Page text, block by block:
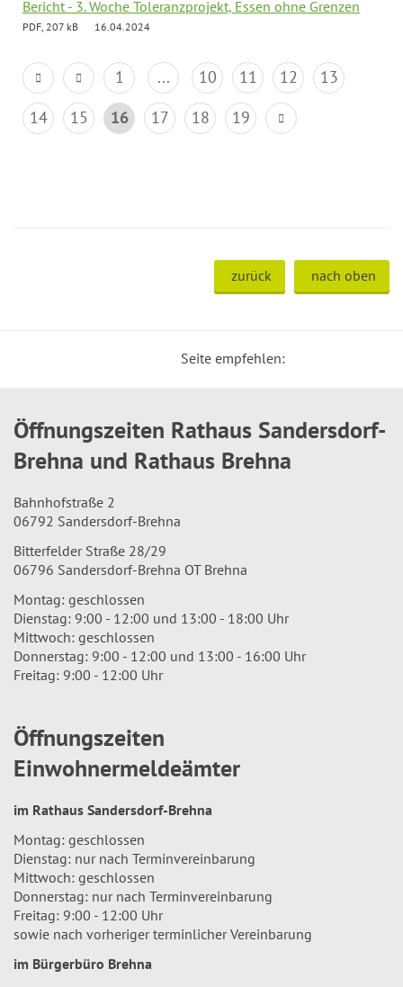
Bericht - 3. Woche Toleranzprojekt, Essen ohne Grenzen
PDF, 207 kB 16.04.2024
1 ... 10 11 12
13
14
15 16 17 18 19
zurück nach oben
Seite empfehlen:
Öffnungszeiten Rathaus Sandersdorf-
Brehna und Rathaus Brehna
Bahnhofstraße 2
06792 Sandersdorf-Brehna
Bitterfelder Straße 28/29
06796 Sandersdorf-Brehna OT Brehna
Montag: geschlossen
Dienstag: 9:00 - 12:00 und 13:00 - 18:00 Uhr
Mittwoch: geschlossen
Donnerstag: 9:00 - 12:00 und 13:00 - 16:00 Uhr
Freitag: 9:00 - 12:00 Uhr
Öffnungszeiten
Einwohnermeldeämter
im Rathaus Sandersdorf-Brehna
Montag: geschlossen
Dienstag: nur nach Terminvereinbarung
Mittwoch: geschlossen
Donnerstag: nur nach Terminvereinbarung
Freitag: 9:00 - 12:00 Uhr
sowie nach vorheriger terminlicher Vereinbarung
im Bürgerbüro Brehna